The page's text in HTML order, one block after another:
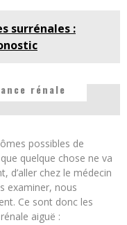
surrénales :
rénale
possibles de
quelque chose ne va
d’aller chez le médecin
examiner, nous
Ce sont donc les
aiguë :